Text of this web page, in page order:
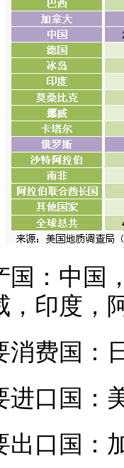
国：中国
，印度，
消费国：
进口国：
出口国：